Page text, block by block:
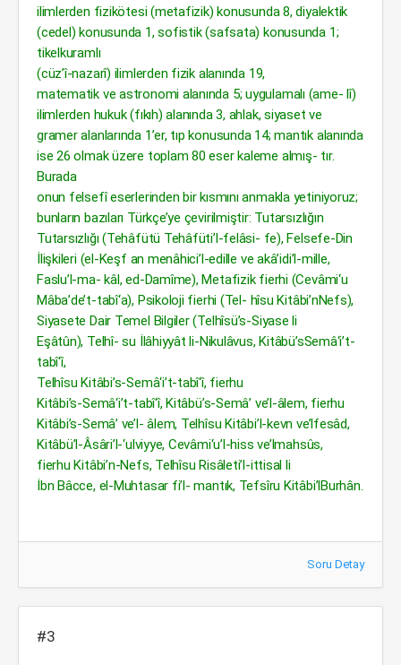
ilimlerden fizikötesi (metafizik) konusunda 8, diyalektik
(cedel) konusunda 1, sofistik (safsata) konusunda 1;
tikelkuramlı
(cüz’î-nazarî) ilimlerden fizik alanında 19,
matematik ve astronomi alanında 5; uygulamalı (ame- lî)
ilimlerden hukuk (fıkıh) alanında 3, ahlak, siyaset ve
gramer alanlarında 1’er, tıp konusunda 14; mantık alanında
ise 26 olmak üzere toplam 80 eser kaleme almış- tır.
Burada
onun felsefî eserlerinden bir kısmını anmakla yetiniyoruz;
bunların bazıları Türkçe’ye çevirilmiştir: Tutarsızlığın
Tutarsızlığı (Tehâfütü Tehâfüti’l-felâsi- fe), Felsefe-Din
İlişkileri (el-Keşf an menâhici’l-edille ve akâ’idi’l-mille,
Faslu’l-ma- kâl, ed-Damîme), Metafizik fierhi (Cevâmi‘u
Mâba’de’t-tabî‘a), Psikoloji fierhi (Tel- hîsu Kitâbi’nNefs),
Siyasete Dair Temel Bilgiler (Telhîsü’s-Siyase li
Eşâtûn), Telhî- su İlâhiyyât li-Nikulâvus, Kitâbü’sSemâ‘i’t-
tabî‘î,
Telhîsu Kitâbi’s-Semâ‘i’t-tabî‘î, fierhu
Kitâbi’s-Semâ‘i’t-tabî‘î, Kitâbü’s-Semâ’ ve’l-âlem, fierhu
Kitâbi’s-Semâ’ ve’l- âlem, Telhîsu Kitâbi’l-kevn ve’lfesâd,
Kitâbü’l-Âsâri’l-‘ulviyye, Cevâmi‘u’l-hiss ve’lmahsûs,
fierhu Kitâbi’n-Nefs, Telhîsu Risâleti’l-ittisal li
İbn Bâcce, el-Muhtasar fi’l- mantık, Tefsîru Kitâbi’lBurhân.
Soru Detay
#3